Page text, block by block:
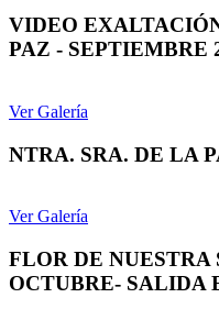
VIDEO
PAZ - SEPTIEMBRE
Ver Galería
NTRA. SRA. DE LA
Ver Galería
FLOR DE NUESTRA
OCTUBRE- SALIDA